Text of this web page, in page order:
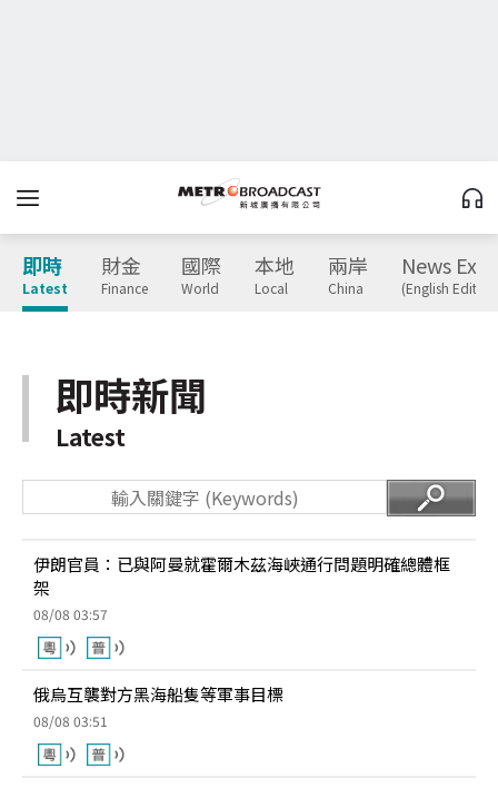
即時
Latest
財金
Finance
國際
World
本地
Local
兩岸
China
News
(English
即時新聞
Latest
伊朗官員：已與阿曼就霍爾木茲海峽通行問題明確總體框
架
08/08 03:57
俄烏互襲對方黑海船隻等軍事目標
08/08 03:51